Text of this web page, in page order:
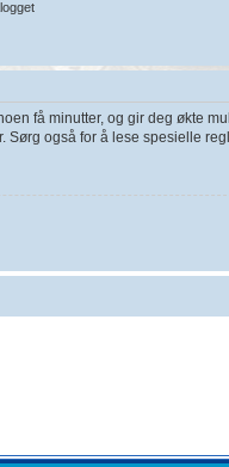
få minutter, og gir deg økte
også for å lese spesielle